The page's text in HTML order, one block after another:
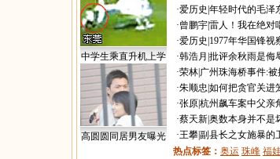
中学生乘直升机上学
高圆圆同居男友曝光
·爱历史 年轻时代的毛泽
·曾鹏宇|雷人！我在绝对
·爱历史 1977年华国锋视
·韩浩月 批评余秋雨是侮
·荣林| 广州珠海桥事件:
·朱顺忠 如何把贪官关进
·张原|杭州飙车案中父亲
·蔡天新|奥数本身并不是
·王攀|副县长之女施暴的
热点标签： 奥运 珠峰 福